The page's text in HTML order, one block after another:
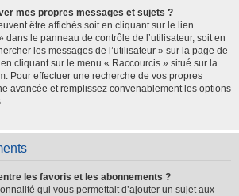
mes propres messages et sujets ?
être affichés soit en cliquant sur le lien
dans le panneau de contrôle de l’utilisateur, soit en
les messages de l’utilisateur » sur la page de
cliquant sur le menu « Raccourcis » situé sur la
Pour effectuer une recherche de vos propres
avancée et remplissez convenablement les options
les favoris et les abonnements ?
qui vous permettait d’ajouter un sujet aux